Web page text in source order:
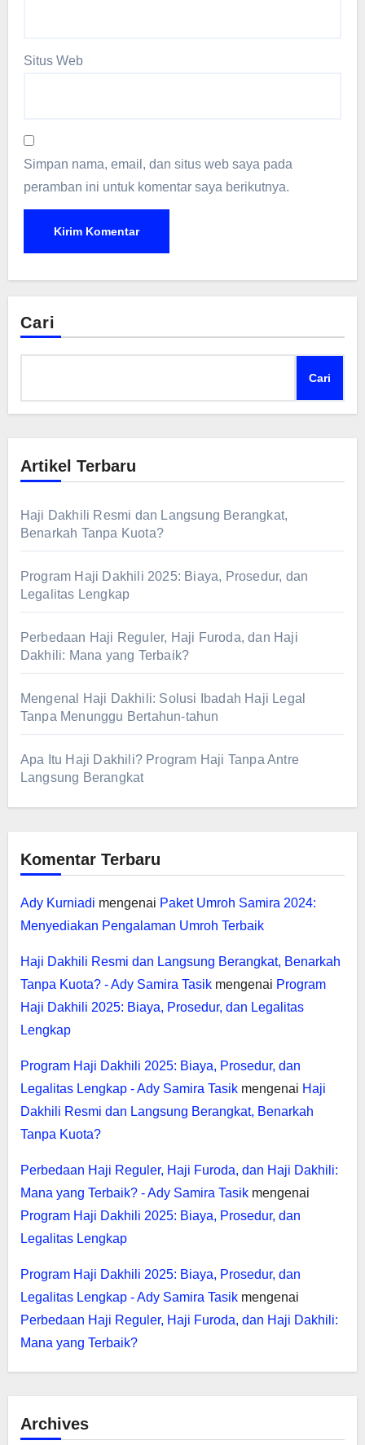
Situs Web
Simpan nama, email, dan situs web saya pada
peramban ini untuk komentar saya berikutnya.
Cari
Cari
Artikel Terbaru
Haji Dakhili Resmi dan Langsung Berangkat,
Benarkah Tanpa Kuota?
Program Haji Dakhili 2025: Biaya, Prosedur, dan
Legalitas Lengkap
Perbedaan Haji Reguler, Haji Furoda, dan Haji
Dakhili: Mana yang Terbaik?
Mengenal Haji Dakhili: Solusi Ibadah Haji Legal
Tanpa Menunggu Bertahun-tahun
Apa Itu Haji Dakhili? Program Haji Tanpa Antre
Langsung Berangkat
Komentar Terbaru
Ady Kurniadi mengenai Paket Umroh Samira 2024:
Menyediakan Pengalaman Umroh Terbaik
Haji Dakhili Resmi dan Langsung Berangkat, Benarkah
Tanpa Kuota? - Ady Samira Tasikmengenai Program
Haji Dakhili 2025: Biaya, Prosedur, dan Legalitas
Lengkap
Program Haji Dakhili 2025: Biaya, Prosedur, dan
Legalitas Lengkap - Ady Samira Tasikmengenai Haji
Dakhili Resmi dan Langsung Berangkat, Benarkah
Tanpa Kuota?
Perbedaan Haji Reguler, Haji Furoda, dan Haji Dakhili:
Mana yang Terbaik? - Ady Samira Tasikmengenai
Program Haji Dakhili 2025: Biaya, Prosedur, dan
Legalitas Lengkap
Program Haji Dakhili 2025: Biaya, Prosedur, dan
Legalitas Lengkap - Ady Samira Tasikmengenai
Perbedaan Haji Reguler, Haji Furoda, dan Haji Dakhili:
Mana yang Terbaik?
Archives